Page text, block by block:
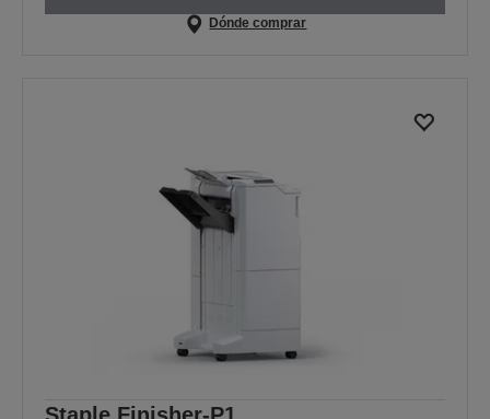
Dónde comprar